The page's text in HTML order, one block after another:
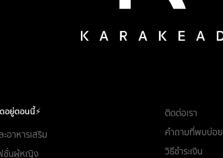
อยู่ตอนนี้⚡
อาหารเสริม
ชั่นผู้หญิง
ติดต่อเรา
คำถามที่พบบ่อย
วิธีชำระเงิน